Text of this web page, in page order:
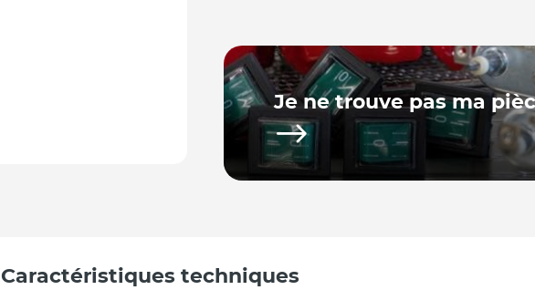
Je ne trouve pas ma
Caractéristiques techniques